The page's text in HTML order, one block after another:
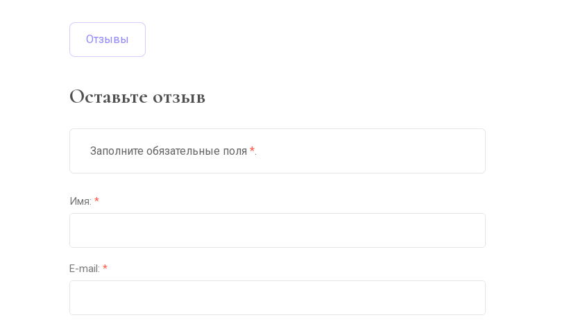
Отзывы
Оставьте отзыв
Заполните обязательные поля *.
Имя: *
E-mail: *